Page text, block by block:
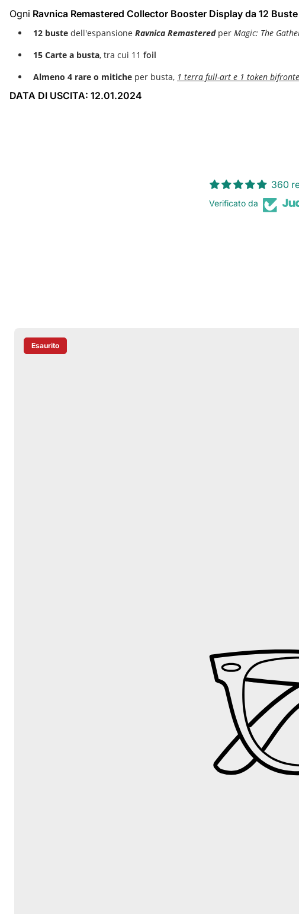
Ogni Ravnica Remastered Collector Booster Display da 12
12 buste dell'espansione Ravnica Remastered per Magic: The
15 Carte a busta, tra cui 11 foil
Almeno 4 rare o mitiche per busta, 1 terra full-art e 1 token
DATA DI USCITA: 12.01.2024
360
Verificato da
Etichetta Del Prodotto:
Esaurito